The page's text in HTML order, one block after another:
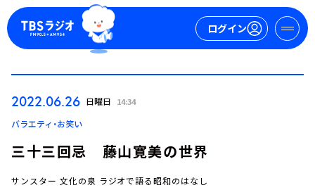
ログイン
ログイン
2022.06.26 日曜日 14:34
バラエティ・お笑い
三十三回忌 藤山寛美の世界
サンスター 文化の泉 ラジオで語る昭和のはなし